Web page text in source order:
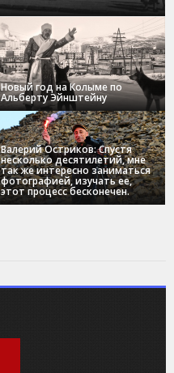
Новый год на Колыме по
Альберту Эйнштейну
Валерий Остриков: Спустя
несколько десятилетий, мне
так же интересно заниматься
фотографией, изучать ее,
этот процесс бесконечен.